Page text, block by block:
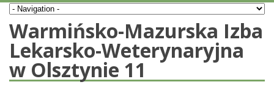
Warmińsko-Mazurska Izba
Lekarsko-Weterynaryjna
w Olsztynie 11